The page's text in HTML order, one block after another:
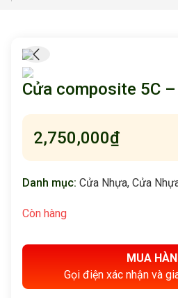
Cửa composite 5C
2,750,000₫
Danh mục: Cửa Nhựa, Cửa
Còn hàng
MUA
Gọi điện xác nhận và